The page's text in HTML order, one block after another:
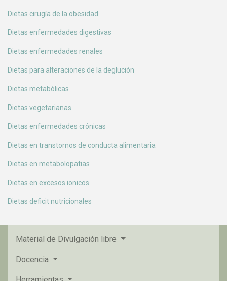
Dietas cirugía de la obesidad
Dietas enfermedades digestivas
Dietas enfermedades renales
Dietas para alteraciones de la deglución
Dietas metabólicas
Dietas vegetarianas
Dietas enfermedades crónicas
Dietas en transtornos de conducta alimentaria
Dietas en metabolopatias
Dietas en excesos ionicos
Dietas deficit nutricionales
Material de Divulgación libre
Docencia